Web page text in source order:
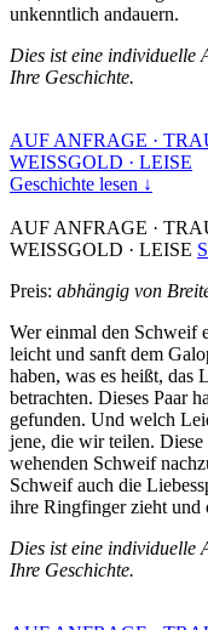
unkenntlich andauern.
Dies ist eine individuelle
Ihre Geschichte.
AUF ANFRAGE ·
WEISSGOLD · LEISE
Geschichte lesen ↓
AUF ANFRAGE ·
WEISSGOLD · LEISE
Preis: abhängig von
Wer einmal den Schweif
leicht und sanft dem
haben, was es heißt, das
betrachten. Dieses Paar
gefunden. Und welch
jene, die wir teilen.
wehenden Schweif
Schweif auch die
ihre Ringfinger zieht und
Dies ist eine individuelle
Ihre Geschichte.